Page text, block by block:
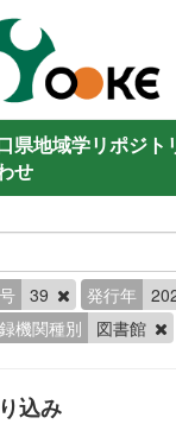
県地域学リポジト
せ
39 発行年
機関種別
図書館
込み